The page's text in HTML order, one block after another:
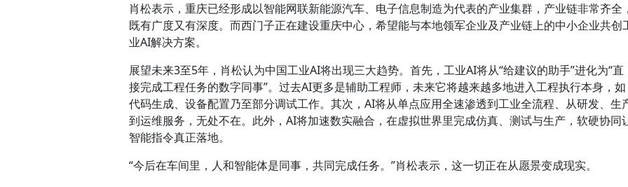
肖松表示，重庆已经形成以智能网联新能源汽车、电子信息制造为代表的产业集群，产业链非常齐全，
既有广度又有深度。而西门子正在建设重庆中心，希望能与本地领军企业及产业链上的中小企业共创
业AI解决方案。
展望未来3至5年，肖松认为中国工业AI将出现三大趋势。首先，工业AI将从“给建议的助手”进化为“直
接完成工程任务的数字同事”。过去AI更多是辅助工程师，未来它将越来越多地进入工程执行本身，如
代码生成、设备配置乃至部分调试工作。其次，AI将从单点应用全速渗透到工业全流程、从研发、生
到运维服务，无处不在。此外，AI将加速数实融合，在虚拟世界里完成仿真、测试与生产，软硬协同
智能指令真正落地。
“今后在车间里，人和智能体是同事，共同完成任务。”肖松表示，这一切正在从愿景变成现实。